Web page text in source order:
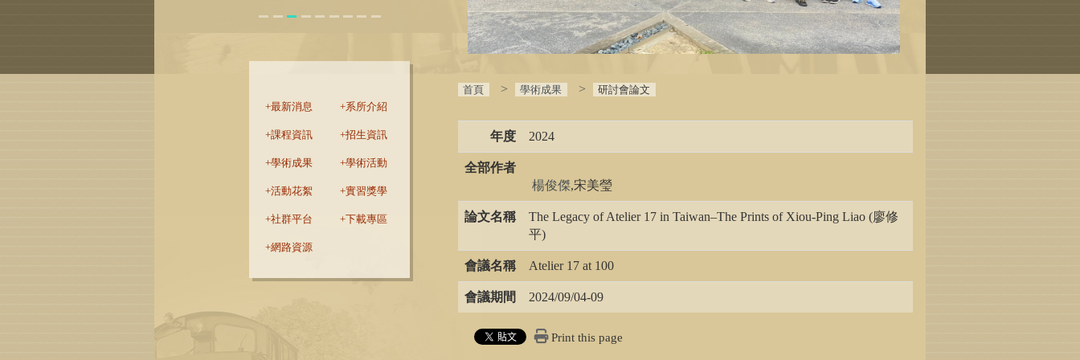
最新消息 系所介紹
課程資訊 招生資訊
學術成果 學術活動
活動花絮 實習獎學
社群平台 下載專區
網路資源
首頁 學術成果 研討會論文
年度 2024
全部作者
楊俊傑,宋美瑩
論文名稱
The Legacy of Atelier 17 in Taiwan–The Prints of Xiou-Ping Liao (廖修
平)
會議名稱 Atelier 17 at 100
會議期間 2024/09/04-09
Print this page